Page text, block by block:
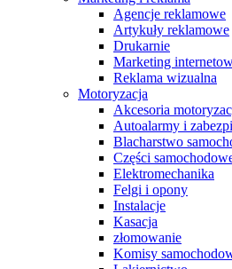
Agencje reklamowe
Artykuły reklamowe
Drukarnie
Marketing
Reklama wizualna
Motoryzacja
Akcesoria
Autoalarmy i
Blacharstwo
Części
Elektromechanika
Felgi i opony
Instalacje
Kasacja
złomowanie
Komisy